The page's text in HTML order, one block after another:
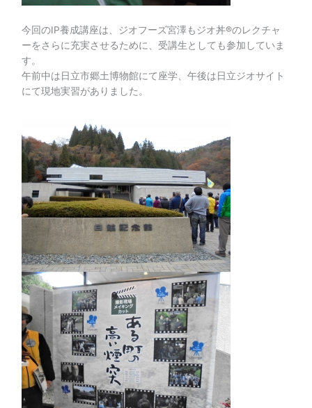
今回のIP養成講座は、ジオフーズ宮澤もジオ丼®のレクチャ
ーをさらに充実させるために、受講生としても参加していま
す。
午前中は日立市郷土博物館にて座学、午後は日立ジオサイト
にて現地実習がありました。